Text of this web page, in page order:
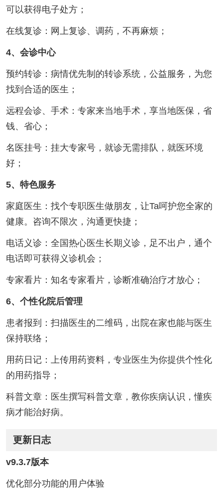
可以获得电子处方；
在线复诊：网上复诊、调药，不再麻烦；
4、会诊中心
预约转诊：病情优先制的转诊系统，公益服务，为您
找到合适的医生；
远程会诊、手术：专家来当地手术，享当地医保，省
钱、省心；
名医挂号：挂大专家号，就诊无需排队，就医环境
好；
5、特色服务
家庭医生：找个专职医生做朋友，让Ta呵护您全家的
健康。咨询不限次，沟通更快捷；
电话义诊：全国热心医生长期义诊，足不出户，通个
电话即可获得义诊机会；
专家看片：知名专家看片，诊断准确治疗才放心；
6、个性化院后管理
患者报到：扫描医生的二维码，出院在家也能与医生
保持联络；
用药日记：上传用药资料，专业医生为你提供个性化
的用药指导；
科普文章：医生撰写科普文章，教你疾病认识，懂疾
病才能治好病。
更新日志
v9.3.7版本
优化部分功能的用户体验